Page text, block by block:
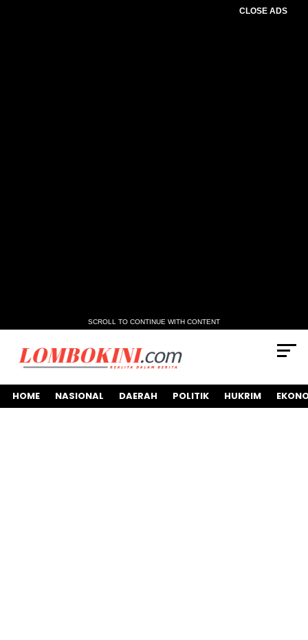
CLOSE ADS
SCROLL TO CONTINUE WITH CONTENT
HOME NASIONAL DAERAH POLITIK HUKRIM